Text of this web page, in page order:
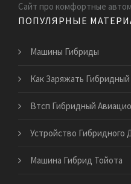
Сайт про комфортные
ПОПУЛЯРНЫЕ
Машины Гибриды
Как Заряжать
Втсп Гибридный
Устройство Гибридного
Машина Гибрид Тойота